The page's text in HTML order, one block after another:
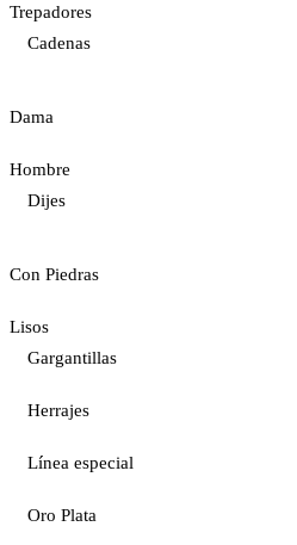
Trepadores
Cadenas
Dama
Hombre
Dijes
Con Piedras
Lisos
Gargantillas
Herrajes
Línea especial
Oro Plata